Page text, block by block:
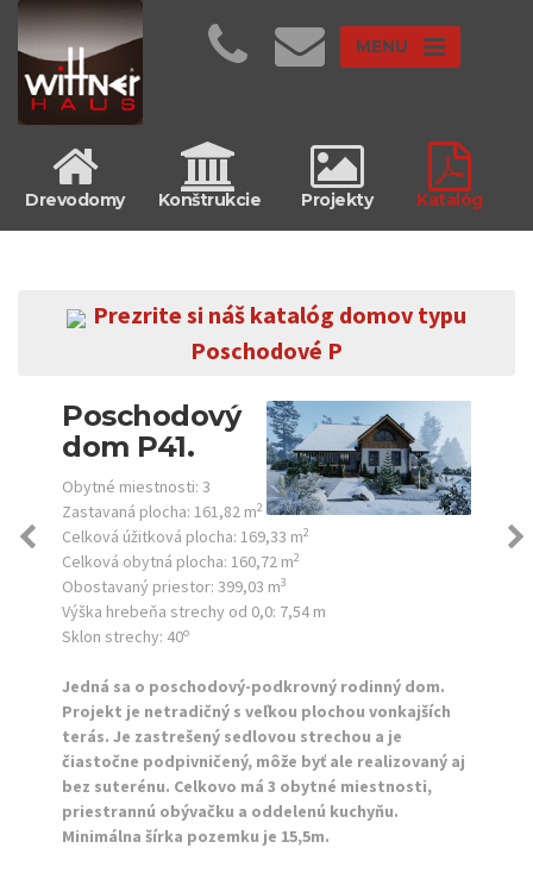
MENU
Drevodomy Konštrukcie Projekty Katalóg
Prezrite si náš katalóg domov typu
Poschodové P
Poschodový
dom P41.
Obytné miestnosti: 3
Zastavaná plocha: 161,82 m2
Celková úžitková plocha: 169,33 m2
Celková obytná plocha: 160,72 m2
Obostavaný priestor: 399,03 m3
Výška hrebeňa strechy od 0,0: 7,54 m
Sklon strechy: 40o
Jedná sa o poschodový-podkrovný rodinný dom.
Projekt je netradičný s veľkou plochou vonkajších
terás. Je zastrešený sedlovou strechou a je
čiastočne podpivničený, môže byť ale realizovaný aj
bez suterénu. Celkovo má 3 obytné miestnosti,
priestrannú obývačku a oddelenú kuchyňu.
Minimálna šírka pozemku je 15,5m.